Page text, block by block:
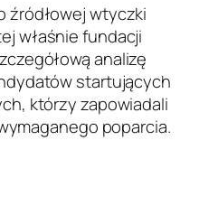
źródłowej wtyczki
właśnie fundacji
analizę
startujących
którzy zapowiadali
poparcia.